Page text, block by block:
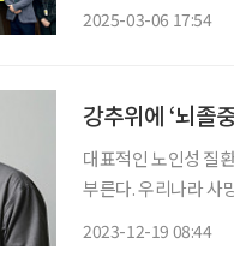
2025-03-06 17:54
강추위에 ‘뇌졸
대표적인 노인성 질
부른다. 우리나라 사
2023-12-19 08:44